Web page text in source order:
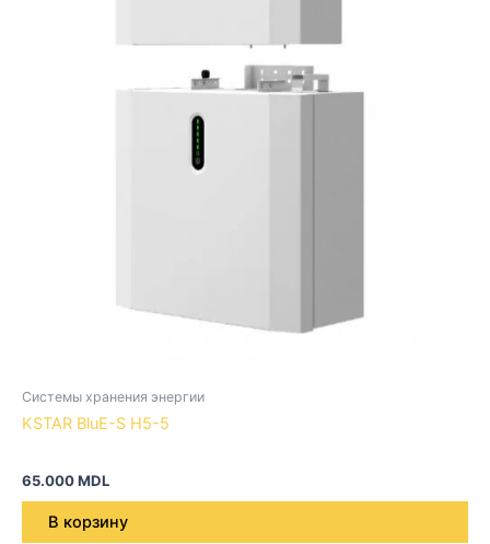
Cистемы хранения энергии
KSTAR BluE-S H5-5
65.000MDL
В корзину